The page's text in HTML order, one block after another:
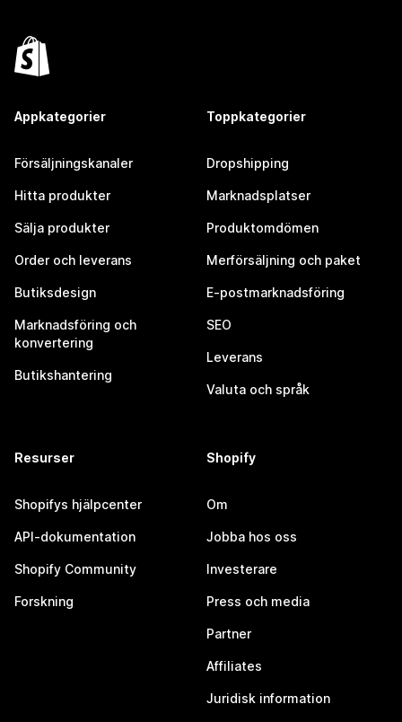
Appkategorier
Försäljningskanaler
Hitta produkter
Sälja produkter
Order och leverans
Butiksdesign
Marknadsföring och
konvertering
Butikshantering
Toppkategorier
Dropshipping
Marknadsplatser
Produktomdömen
Merförsäljning och paket
E-postmarknadsföring
SEO
Leverans
Valuta och språk
Resurser
Shopifys hjälpcenter
API-dokumentation
Shopify Community
Forskning
Shopify
Om
Jobba hos oss
Investerare
Press och media
Partner
Affiliates
Juridisk information